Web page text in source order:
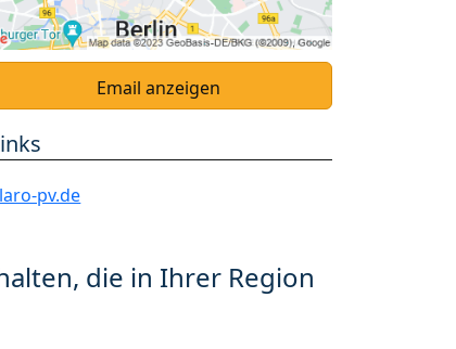
Email anzeigen
pv.de
die in Ihrer Region